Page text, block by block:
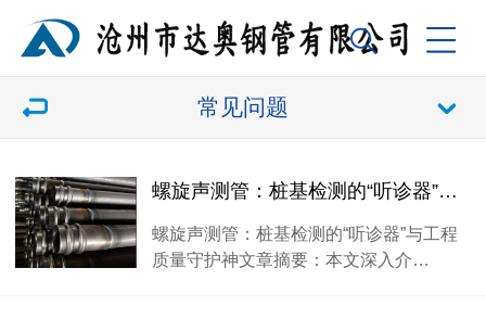
常见问题
螺旋声测管：桩基检测的“听诊器”与工程质量守护神
螺旋声测管：桩基检测的“听诊器”与工程
质量守护神文章摘要：本文深入介…